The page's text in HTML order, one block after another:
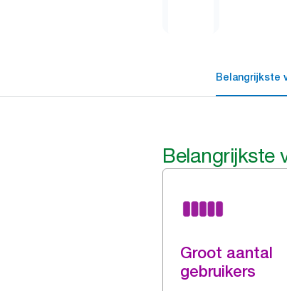
Belangrijkste
Belangrijkste
Groot aantal
gebruikers